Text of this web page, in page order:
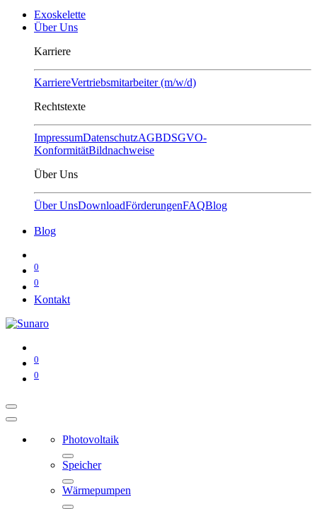
Exoskelette
Über Uns
Karriere
KarriereVertriebsmitarbeiter (m/w/d)
Rechtstexte
ImpressumDatenschutzAGBDSGVO-
KonformitätBildnachweise
Über Uns
Über UnsDownloadFörderungenFAQBlog
Blog
0
0
Kontakt
0
0
Photovoltaik
Speicher
Wärmepumpen